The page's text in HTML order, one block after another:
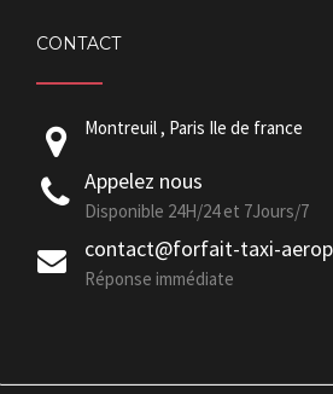
CONTACT
Montreuil , Paris Ile de france
Appelez nous
Disponible 24H/24 et 7Jours/7
contact@forfait-taxi-
Réponse immédiate